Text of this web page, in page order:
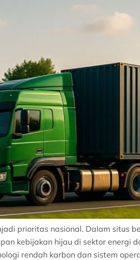
prioritas nasional. Dalam situs
kebijakan hijau di sektor energi
rendah karbon dan sistem